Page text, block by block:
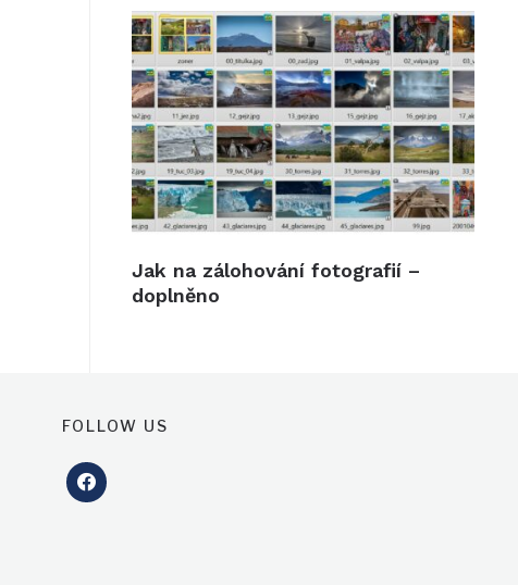
Jak na zálohování fotografií –
doplněno
FOLLOW US
facebook